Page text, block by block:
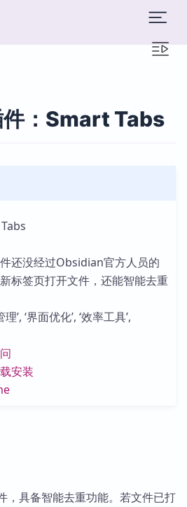
：Smart Tabs
还没经过Obsidian官方人员的
标签页打开文件，还能智能去重
’, ‘界面优化’, ‘效率工具’,
安装
，具备智能去重功能。若文件已打